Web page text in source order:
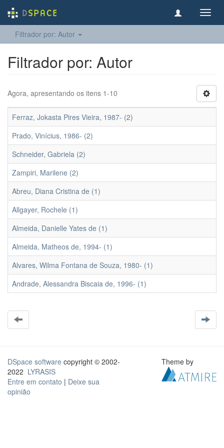
Filtrador por: Autor
Filtrador por: Autor
Agora, apresentando os itens 1-10
Ferraz, Jokasta Pires Vieira, 1987- (2)
Prado, Vinícius, 1986- (2)
Schneider, Gabriela (2)
Zampiri, Marilene (2)
Abreu, Diana Cristina de (1)
Allgayer, Rochele (1)
Almeida, Danielle Yates de (1)
Almeida, Matheos de, 1994- (1)
Alvares, Wilma Fontana de Souza, 1980- (1)
Andrade, Alessandra Biscaia de, 1996- (1)
DSpace software copyright © 2002-
2022 LYRASIS
Entre em contato | Deixe sua
opinião
Theme by